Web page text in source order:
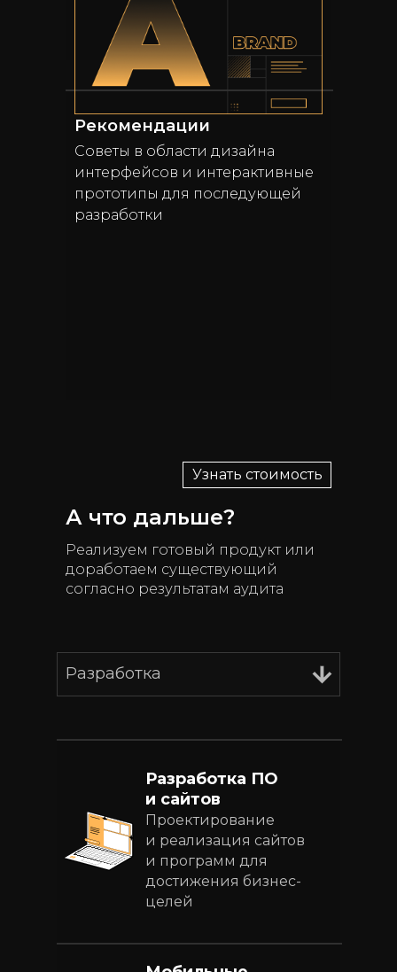
Рекомендации
Советы в области дизайна
интерфейсов и интерактивные
прототипы для последующей
разработки
Реализуем готовый продукт или
доработаем существующий
согласно результатам аудита
Узнать стоимость
А что дальше?
Разработка
Разработка ПО
и сайтов
Проектирование
и реализация сайтов
и программ для
достижения бизнес-
целей